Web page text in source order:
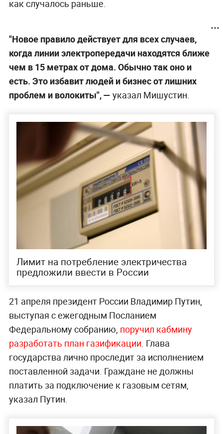
как случалось раньше.
"Новое правило действует для всех случаев,
когда линии электропередачи находятся ближе
чем в 15 метрах от дома. Обычно так оно и
есть. Это избавит людей и бизнес от лишних
проблем и волокиты", — указал Мишустин.
Лимит на потребление электричества
предложили ввести в России
21 апреля президент России Владимир Путин,
выступая с ежегодным Посланием
Федеральному собранию, поручил кабмину
разработать план газификации . Глава
государства лично проследит за исполнением
поставленной задачи. Граждане не должны
платить за подключение к газовым сетям,
указал Путин.